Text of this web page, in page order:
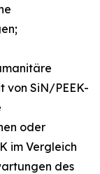
von SiN/PEEK-
oder
im Vergleich
des